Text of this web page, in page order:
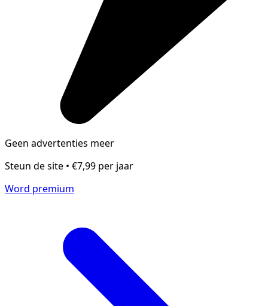
Geen advertenties meer
Steun de site • €7,99 per jaar
Word premium